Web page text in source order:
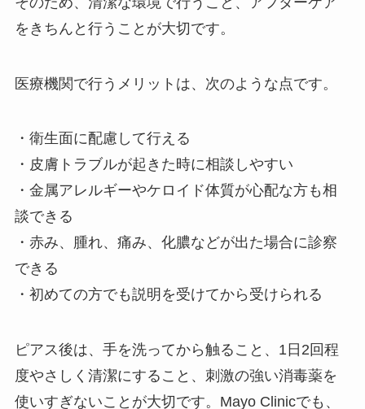
をきちんと行うことが大切です。
医療機関で行うメリットは、次のような点です。
・衛生面に配慮して行える
・皮膚トラブルが起きた時に相談しやすい
・金属アレルギーやケロイド体質が心配な方も相
談できる
・赤み、腫れ、痛み、化膿などが出た場合に診察
できる
・初めての方でも説明を受けてから受けられる
ピアス後は、手を洗ってから触ること、1日2回程
度やさしく清潔にすること、刺激の強い消毒薬を
使いすぎないことが大切です。Mayo Clinicでも、